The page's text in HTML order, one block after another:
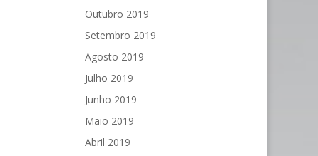
Outubro 2019
Setembro 2019
Agosto 2019
Julho 2019
Junho 2019
Maio 2019
Abril 2019